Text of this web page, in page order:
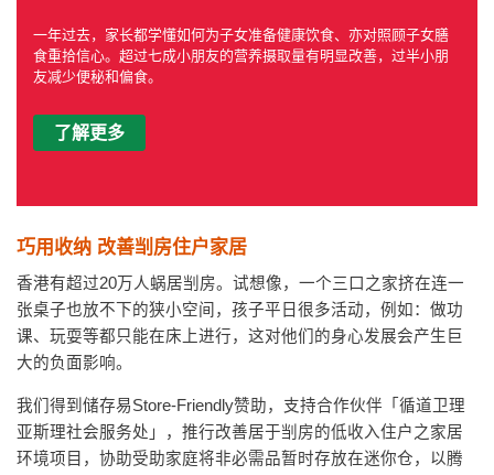
一年过去，家长都学懂如何为子女准备健康饮食、亦对照顾子女膳
食重拾信心。超过七成小朋友的营养摄取量有明显改善，过半小朋
友减少便秘和偏食。
了解更多
巧用收纳 改善㓥房住户家居
香港有超过20万人蜗居㓥房。试想像，一个三口之家挤在连一
张桌子也放不下的狭小空间，孩子平日很多活动，例如：做功
课、玩耍等都只能在床上进行，这对他们的身心发展会产生巨
大的负面影响。
我们得到储存易Store-Friendly赞助，支持合作伙伴「循道卫理
亚斯理社会服务处」，推行改善居于㓥房的低收入住户之家居
环境项目，协助受助家庭将非必需品暂时存放在迷你仓，以腾